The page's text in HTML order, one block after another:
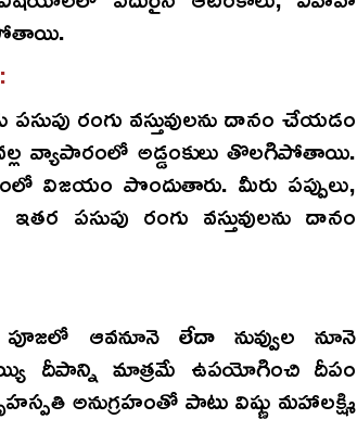
రంగు వస్తువులను దానం చేయడం
వ్యాపారంలో అడ్డంకులు తొలగిపోతాయి.
విజయం పొందుతారు. మీరు పప్పులు,
పసుపు రంగు వస్తువులను దానం
పూజలో ఆవనూనె లేదా నువ్వుల నూనె
దీపాన్ని మాత్రమే ఉపయోగించి దీపం
అనుగ్రహంతో పాటు విష్ణు మహాలక్ష్మి